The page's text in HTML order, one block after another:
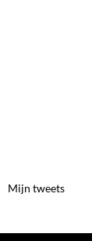
Mijn tweets